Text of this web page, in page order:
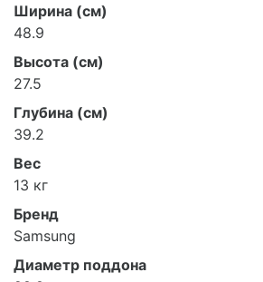
Ширина (см)
48.9
Высота (см)
27.5
Глубина (см)
39.2
Вес
13 кг
Бренд
Samsung
Диаметр поддона